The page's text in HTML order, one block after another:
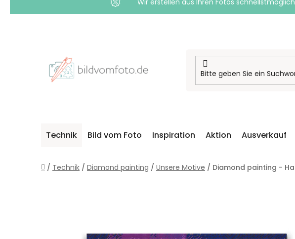
Wir erstellen aus Ihren Fotos
Technik Bild vom Foto Inspiration Aktion Ausverkauf
Startseite
/ Technik / Diamond painting / Unsere Motive / Diamond painting -